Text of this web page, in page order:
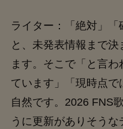
ライター：「絶対」「
と、未発表情報まで
ます。そこで「と言
ています」「現時点で
自然です。2026 FNS
うに更新がありそう